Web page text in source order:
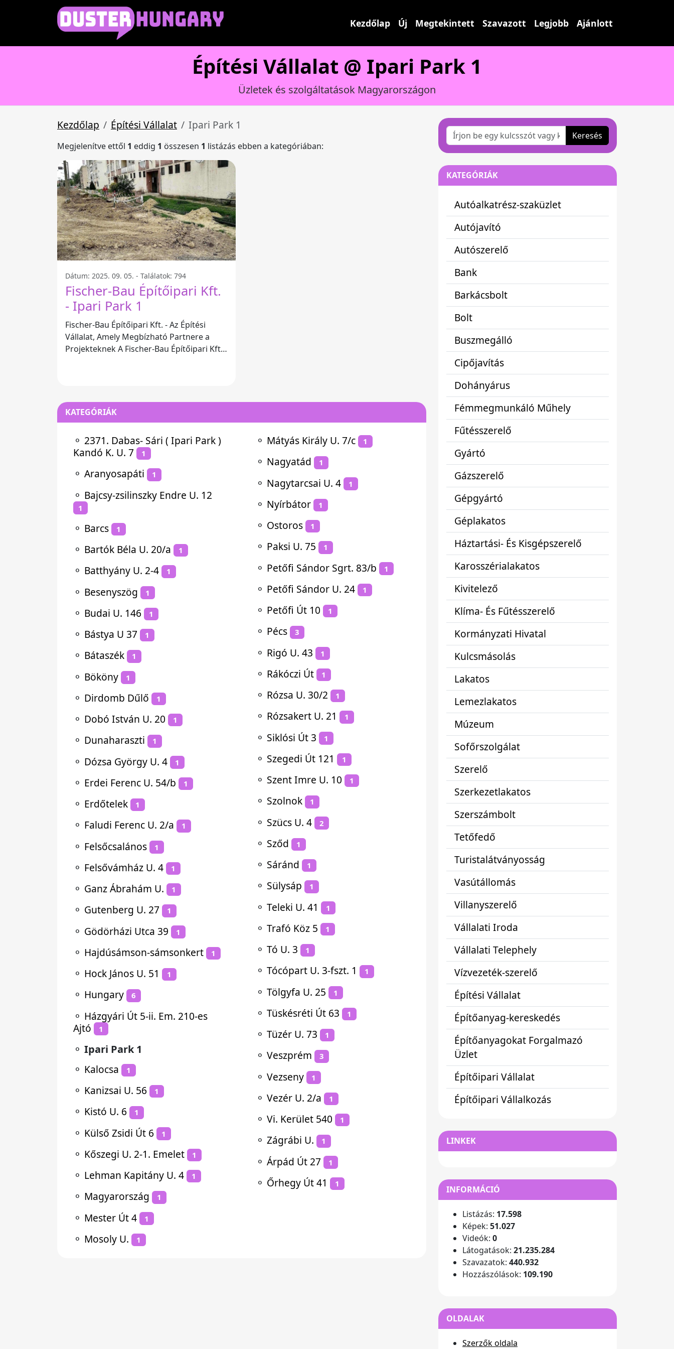
Kezdőlap Új Megtekintett Szavazott Legjobb Ajánlott
Építési Vállalat @ Ipari Park 1
Üzletek és szolgáltatások Magyarországon
Kezdőlap Építési Vállalat Ipari Park 1
Megjelenítve ettől 1 eddig 1 összesen 1 listázás ebben a kategóriában:
Dátum: 2025. 09. 05. - Találatok: 794
Fischer-Bau Építőipari Kft.
- Ipari Park 1
Fischer-Bau Építőipari Kft. - Az Építési
Vállalat, Amely Megbízható Partnere a
Projekteknek A Fischer-Bau Építőipari Kft.
KATEGÓRIÁK
⚬ 2371. Dabas- Sári ( Ipari Park )
Kandó K. U. 7
1
⚬ Aranyosapáti 1
⚬ Bajcsy-zsilinszky Endre U. 12
1
⚬ Barcs 1
⚬ Bartók Béla U. 20/a 1
⚬ Batthyány U. 2-4 1
⚬ Besenyszög 1
⚬ Budai U. 146 1
⚬ Bástya U 37 1
⚬ Bátaszék 1
⚬ Bököny 1
⚬ Dirdomb Dűlő 1
⚬ Dobó István U. 20 1
⚬ Dunaharaszti 1
⚬ Dózsa György U. 4 1
⚬ Erdei Ferenc U. 54/b 1
⚬ Erdőtelek 1
⚬ Faludi Ferenc U. 2/a 1
⚬ Felsőcsalános 1
⚬ Felsővámház U. 4 1
⚬ Ganz Ábrahám U. 1
⚬ Gutenberg U. 27 1
⚬ Gödörházi Utca 39 1
⚬ Hajdúsámson-sámsonkert 1
⚬ Hock János U. 51 1
⚬ Hungary 6
⚬ Házgyári Út 5-ii. Em. 210-es
Ajtó
1
⚬ Ipari Park 1
⚬ Kalocsa 1
⚬ Kanizsai U. 56 1
⚬ Kistó U. 6 1
⚬ Külső Zsidi Út 6 1
⚬ Kőszegi U. 2-1. Emelet 1
⚬ Lehman Kapitány U. 4 1
⚬ Magyarország 1
⚬ Mester Út 4 1
⚬ Mosoly U. 1
⚬ Mátyás Király U. 7/c 1
⚬ Nagyatád 1
⚬ Nagytarcsai U. 4 1
⚬ Nyírbátor 1
⚬ Ostoros 1
⚬ Paksi U. 75 1
⚬ Petőfi Sándor Sgrt. 83/b 1
⚬ Petőfi Sándor U. 24 1
⚬ Petőfi Út 10 1
⚬ Pécs 3
⚬ Rigó U. 43 1
⚬ Rákóczi Út 1
⚬ Rózsa U. 30/2 1
⚬ Rózsakert U. 21 1
⚬ Siklósi Út 3 1
⚬ Szegedi Út 121 1
⚬ Szent Imre U. 10 1
⚬ Szolnok 1
⚬ Szücs U. 4 2
⚬ Sződ 1
⚬ Sáránd 1
⚬ Sülysáp 1
⚬ Teleki U. 41 1
⚬ Trafó Köz 5 1
⚬ Tó U. 3 1
⚬ Tócópart U. 3-fszt. 1 1
⚬ Tölgyfa U. 25 1
⚬ Tüskésréti Út 63 1
⚬ Tüzér U. 73 1
⚬ Veszprém 3
⚬ Vezseny 1
⚬ Vezér U. 2/a 1
⚬ Vi. Kerület 540 1
⚬ Zágrábi U. 1
⚬ Árpád Út 27 1
⚬ Őrhegy Út 41 1
Keresés
KATEGÓRIÁK
Autóalkatrész-szaküzlet
Autójavító
Autószerelő
Bank
Barkácsbolt
Bolt
Buszmegálló
Cipőjavítás
Dohányárus
Fémmegmunkáló Műhely
Fűtésszerelő
Gyártó
Gázszerelő
Gépgyártó
Géplakatos
Háztartási- És Kisgépszerelő
Karosszérialakatos
Kivitelező
Klíma- És Fűtésszerelő
Kormányzati Hivatal
Kulcsmásolás
Lakatos
Lemezlakatos
Múzeum
Sofőrszolgálat
Szerelő
Szerkezetlakatos
Szerszámbolt
Tetőfedő
Turistalátványosság
Vasútállomás
Villanyszerelő
Vállalati Iroda
Vállalati Telephely
Vízvezeték-szerelő
Építési Vállalat
Építőanyag-kereskedés
Építőanyagokat Forgalmazó
Üzlet
Építőipari Vállalat
Építőipari Vállalkozás
LINKEK
INFORMÁCIÓ
Listázás: 17.598
Képek: 51.027
Videók: 0
Látogatások: 21.235.284
Szavazatok: 440.932
Hozzászólások: 109.190
OLDALAK
Szerzők oldala